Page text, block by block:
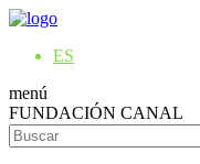
ES
menú
FUNDACIÓN CANAL